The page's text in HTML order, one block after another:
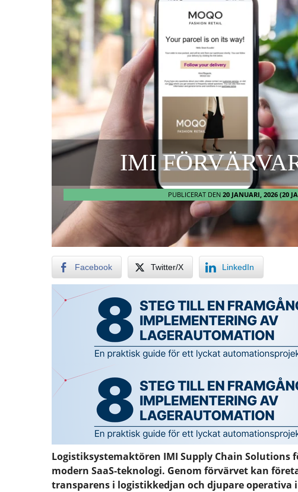
IMI
PUBLICERAT DEN 20 JANUARI, 2026 (20
Facebook Twitter/X LinkedIn
Logistiksystemaktören IMI Supply Chain
modern SaaS-teknologi. Genom förvärvet kan
transparens i logistikkedjan och djupare operativa